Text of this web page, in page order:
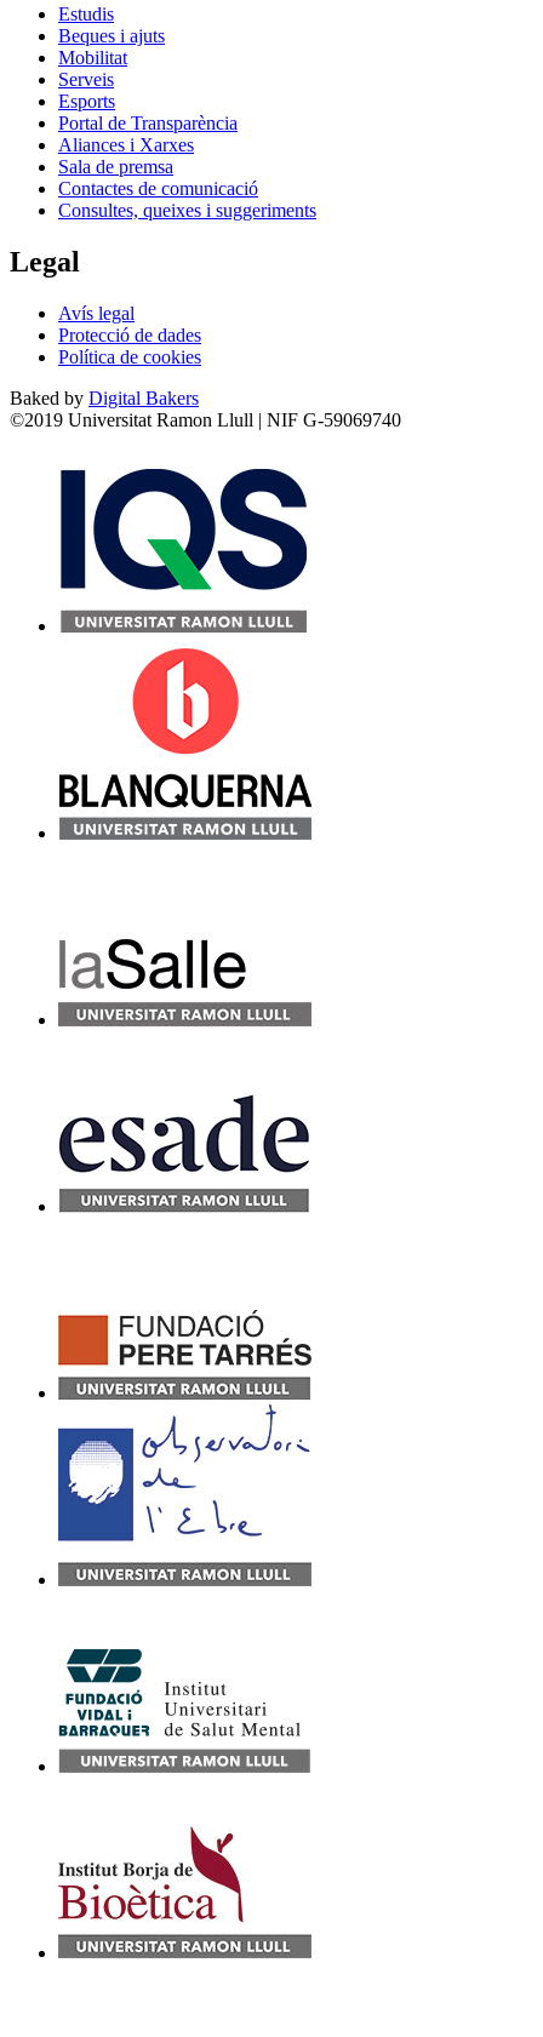
Estudis
Beques i ajuts
Mobilitat
Serveis
Esports
Portal de Transparència
Aliances i Xarxes
Sala de premsa
Contactes de comunicació
Consultes, queixes i suggeriments
Legal
Avís legal
Protecció de dades
Política de cookies
Baked by Digital Bakers
©2019 Universitat Ramon Llull | NIF G-59069740